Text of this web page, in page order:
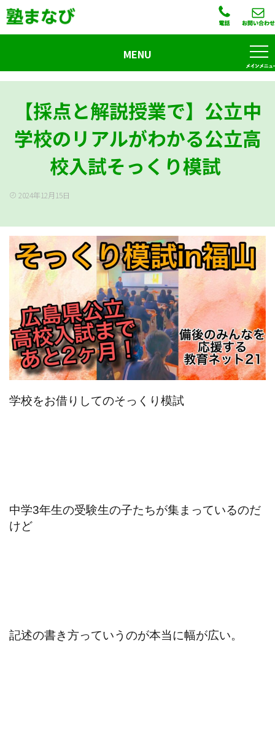
【採点と解説授業で】公立中
学校のリアルがわかる公立高
校入試そっくり模試
2024年12月15日
学校をお借りしてのそっくり模試
中学3年生の受験生の子たちが集まっているのだ
けど
記述の書き方っていうのが本当に幅が広い。
MENU